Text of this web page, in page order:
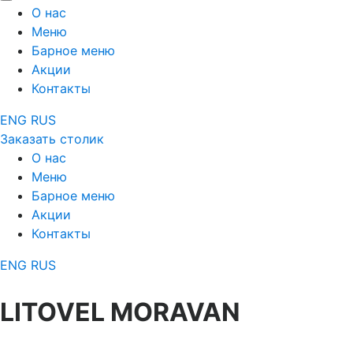
О нас
Меню
Барное меню
Акции
Контакты
ENG RUS
Заказать столик
О нас
Меню
Барное меню
Акции
Контакты
ENG RUS
LITOVEL MORAVAN